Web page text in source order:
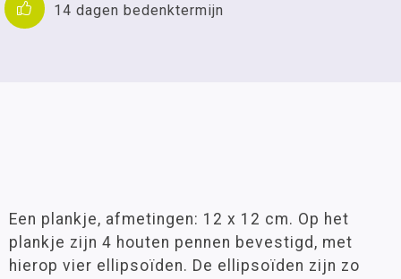
14 dagen bedenktermijn
Een plankje, afmetingen: 12 x 12 cm. Op het
plankje zijn 4 houten pennen bevestigd, met
hierop vier ellipsoïden. De ellipsoïden zijn zo